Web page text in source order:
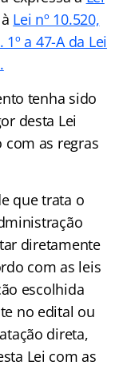
Lei nº 10.520,
1º a 47-A da Lei
tenha sido
desta Lei
as regras
que trata o
diretamente
com as leis
escolhida
no edital ou
direta,
Lei com as